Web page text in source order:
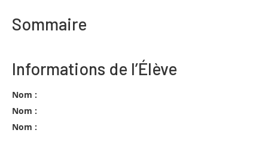
Sommaire
Informations de l’Élève
Nom :
Nom :
Nom :